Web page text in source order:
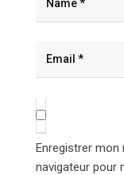
Enregistrer
navigateur pour